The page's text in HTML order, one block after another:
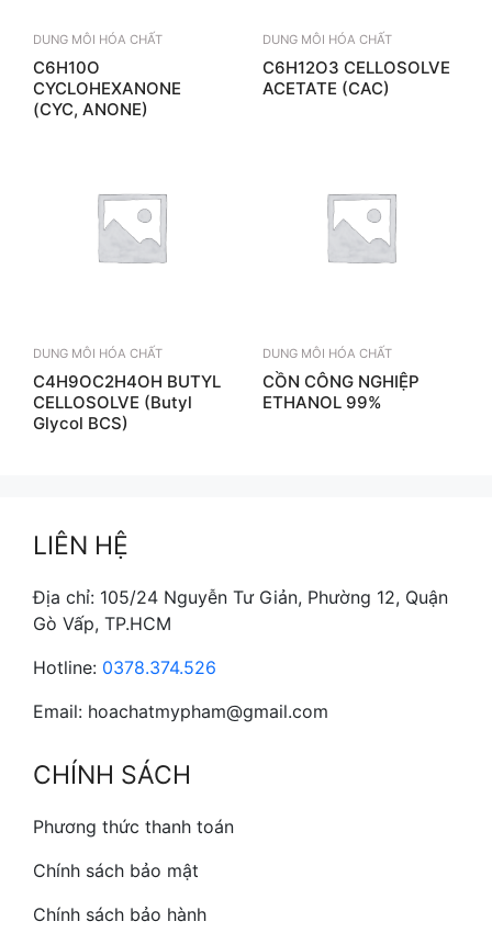
DUNG MÔI HÓA CHẤT
C6H10O
CYCLOHEXANONE
(CYC, ANONE)
DUNG MÔI HÓA CHẤT
C6H12O3­ CELLOSOLVE
ACETATE (CAC)
DUNG MÔI HÓA CHẤT
C4H9OC2H4OH BUTYL
CELLOSOLVE (Butyl
Glycol BCS)
DUNG MÔI HÓA CHẤT
CỒN CÔNG NGHIỆP
ETHANOL 99%
LIÊN HỆ
Địa chỉ: 105/24 Nguyễn Tư Giản, Phường 12, Quận
Gò Vấp, TP.HCM
Hotline: 0378.374.526
Email: hoachatmypham@gmail.com
CHÍNH SÁCH
Phương thức thanh toán
Chính sách bảo mật
Chính sách bảo hành